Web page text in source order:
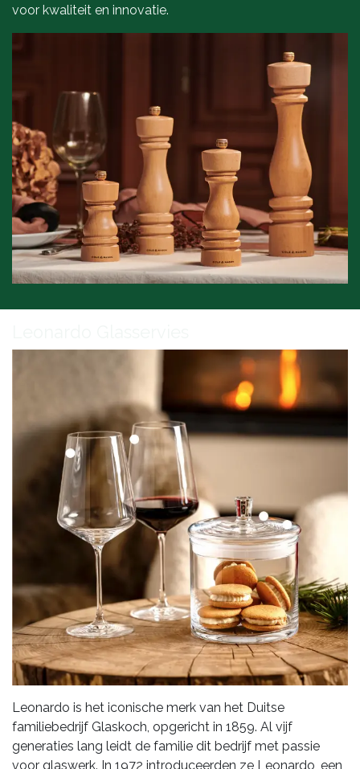
voor kwaliteit en innovatie.
Leonardo is het iconische merk van het Duitse
familiebedrijf Glaskoch, opgericht in 1859. Al vijf
generaties lang leidt de familie dit bedrijf met passie
voor glaswerk. In 1972 introduceerden ze Leonardo, een